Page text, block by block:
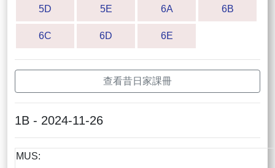
5D 5E 6A 6B
6C 6D 6E
查看昔日家課冊
1B - 2024-11-26
MUS: